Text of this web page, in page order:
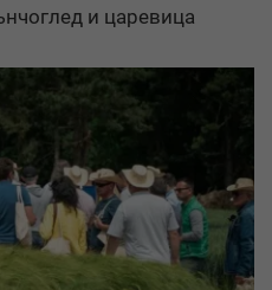
и царевица